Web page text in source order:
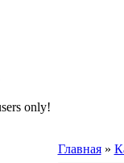
only!
Главная»